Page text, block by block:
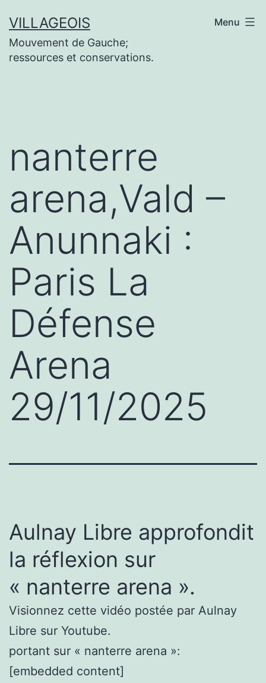
au
contenu
VILLAGEOIS
Mouvement de Gauche;
ressources et conservations.
Menu
nanterre
arena,Vald –
Anunnaki :
Paris La
Défense
Arena
29/11/2025
Aulnay Libre approfondit
la réflexion sur
« nanterre arena ».
Visionnez cette vidéo postée par Aulnay
Libre sur Youtube.
portant sur « nanterre arena »:
[embedded content]